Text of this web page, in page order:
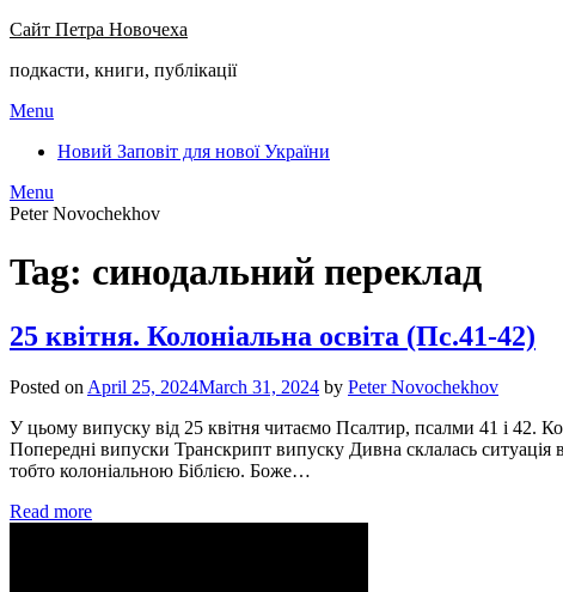
Сайт Петра Новочеха
подкасти, книги, публікації
Menu
Новий Заповіт для нової України
Menu
Peter Novochekhov
Tag: синодальний переклад
25 квітня. Колоніальна освіта (Пс.41-42)
Posted on April 25, 2024March 31, 2024 by Peter Novochekhov
У цьому випуску від 25 квітня читаємо Псалтир, псалми 41 і 42.
Попередні випуски Транскрипт випуску Дивна склалась ситуація
тобто колоніальною Біблією. Боже…
Read more